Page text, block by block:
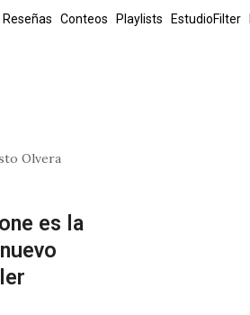
Reseñas Conteos Playlists EstudioFilter
Olvera
es la